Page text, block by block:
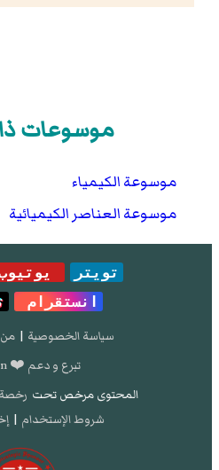
موسوعات
موسوعة الكيمياء
موسوعة العناصر الكيميائية
تويتر
انستقرام
سياسة الخصوصية |
تبرع و دعم ❤️ donation
المحتوى مرخص تحت رخصة
شروط الإستخدام |